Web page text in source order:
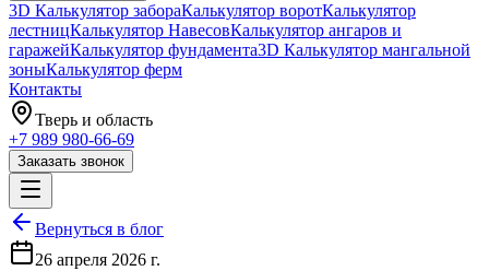
3D Калькулятор забораКалькулятор воротКалькулятор
лестницКалькулятор НавесовКалькулятор ангаров и
гаражейКалькулятор фундамента3D Калькулятор мангальной
зоныКалькулятор ферм
Контакты
Тверь и область
+7 989 980-66-69
Заказать звонок
Вернуться в блог
26 апреля 2026 г.